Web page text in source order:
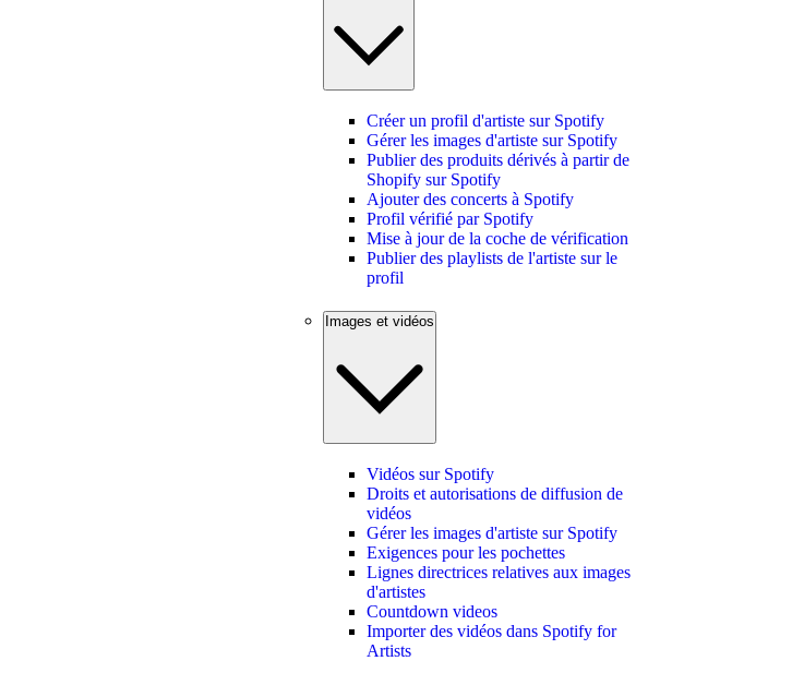
Créer un profil d'artiste sur Spotify
Gérer les images d'artiste sur Spotify
Publier des produits dérivés à partir de
Shopify sur Spotify
Ajouter des concerts à Spotify
Profil vérifié par Spotify
Mise à jour de la coche de vérification
Publier des playlists de l'artiste sur le
profil
Images et vidéos
Vidéos sur Spotify
Droits et autorisations de diffusion de
vidéos
Gérer les images d'artiste sur Spotify
Exigences pour les pochettes
Lignes directrices relatives aux images
d'artistes
Countdown videos
Importer des vidéos dans Spotify for
Artists